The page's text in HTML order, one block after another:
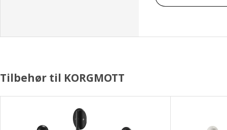
Tilbehør til KORGMOTT